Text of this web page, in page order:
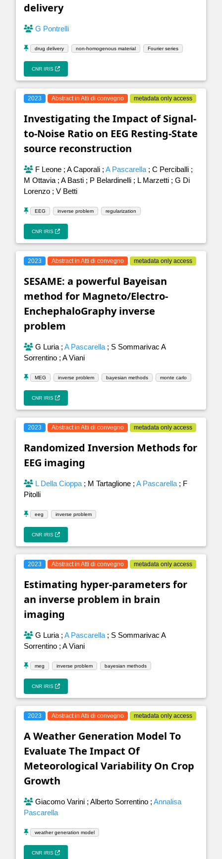
delivery
G Pontrelli
drug delivery non-homogenous material Fourier series
CNR IRIS
2023 Abstract in Atti di convegno metadata only access
Investigating the Impact of Signal-
to-Noise Ratio on EEG Resting-State
source reconstruction
F Leone ; A Caporali ; A Pascarella ; C Perciballi ;
M Ottavia; A Basti ; P Belardinelli ; L Marzetti ; G Di
Lorenzo ; V Betti
EEG inverse problem regularization
CNR IRIS
2023 Abstract in Atti di convegno metadata only access
SESAME: a powerful Bayeisan
method for Magneto/Electro-
EnchephaloGraphy inverse
problem
G Luria; A Pascarella ; S Sommarivac A
Sorrentino ; A Viani
MEG inverse problem bayesian methods monte carlo
CNR IRIS
2023 Abstract in Atti di convegno metadata only access
Randomized Inversion Methods for
EEG imaging
L Della Cioppa ; M Tartaglione ; A Pascarella ; F
Pitolli
eeg inverse problem
CNR IRIS
2023 Abstract in Atti di convegno metadata only access
Estimating hyper-parameters for
an inverse problem in brain
imaging
G Luria; A Pascarella ; S Sommarivac A
Sorrentino ; A Viani
meg inverse problem bayesian methods
CNR IRIS
2023 Abstract in Atti di convegno metadata only access
A Weather Generation Model To
Evaluate The Impact Of
Meteorological Variability On Crop
Growth
Giacomo Varini ; Alberto Sorrentino ; Annalisa
Pascarella
weather generation model
CNR IRIS